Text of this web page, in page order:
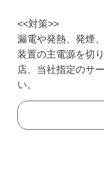
<<対策>>
漏電や発熱、発煙
装置の主電源を切
店、当社指定のサ
い。